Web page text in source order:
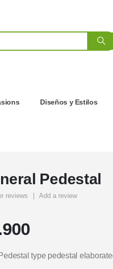
Diseños y Estilos
Pedestal
reviews Add a review
type pedestal